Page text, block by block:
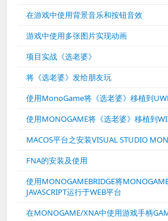
在游戏中使用背景音乐和按钮音效
游戏中使用多张图片实现动画
项目实战《选老婆》
将《选老婆》发给朋友玩
使用MonoGame将《选老婆》移植到
使用MONOGAME将《选老婆》移植到
MACOS平台之安装VISUAL STUDIO
FNA的安装及使用
使用MONOGAMEBRIDGE将
JAVASCRIPT运行于WEB平台
在MONOGAME/XNA中使用游戏手柄